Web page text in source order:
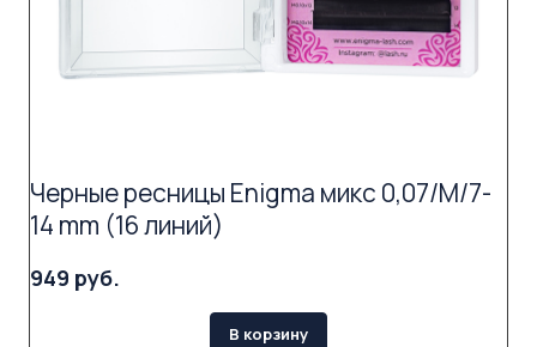
Черные ресницы Enigma микс 0,07/M/7-
14 mm (16 линий)
949 руб.
В корзину